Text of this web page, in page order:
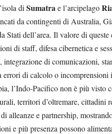
di Sumatrae l’arcipelago
da contingenti di Australia,
Stati dell’area. Il valore di
di staff, difesa cibernetica e
di comunicazioni,
errori di calcolo o
l’Indo-Pacifico non è più visto
territori d’oltremare,
alleanze e partnership,
e più presenza possono